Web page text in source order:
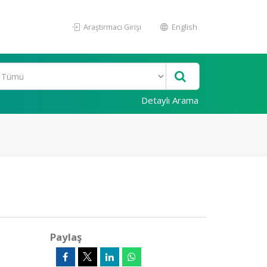
Araştırmacı Girişi English
Detaylı Arama
Paylaş